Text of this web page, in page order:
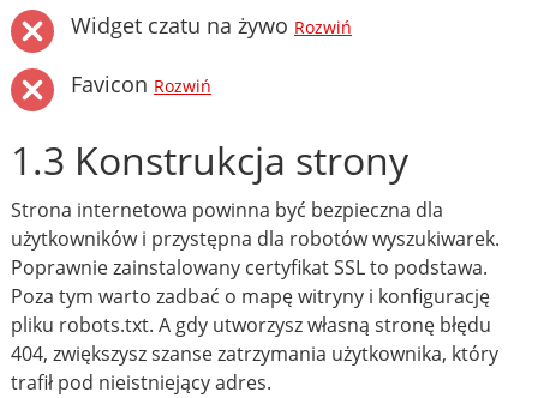
Widget czatu na żywo Rozwiń
Favicon Rozwiń
1.3 Konstrukcja strony
Strona internetowa powinna być bezpieczna dla
użytkowników i przystępna dla robotów wyszukiwarek.
Poprawnie zainstalowany certyfikat SSL to podstawa.
Poza tym warto zadbać o mapę witryny i konfigurację
pliku robots.txt. A gdy utworzysz własną stronę błędu
404, zwiększysz szanse zatrzymania użytkownika, który
trafił pod nieistniejący adres.